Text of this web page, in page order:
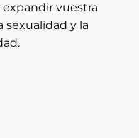
vuestra
sexualidad y la